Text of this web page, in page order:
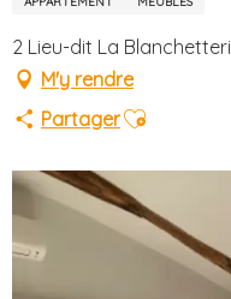
2 Lieu-dit La
M'y rendre
PartagerAjouter aux